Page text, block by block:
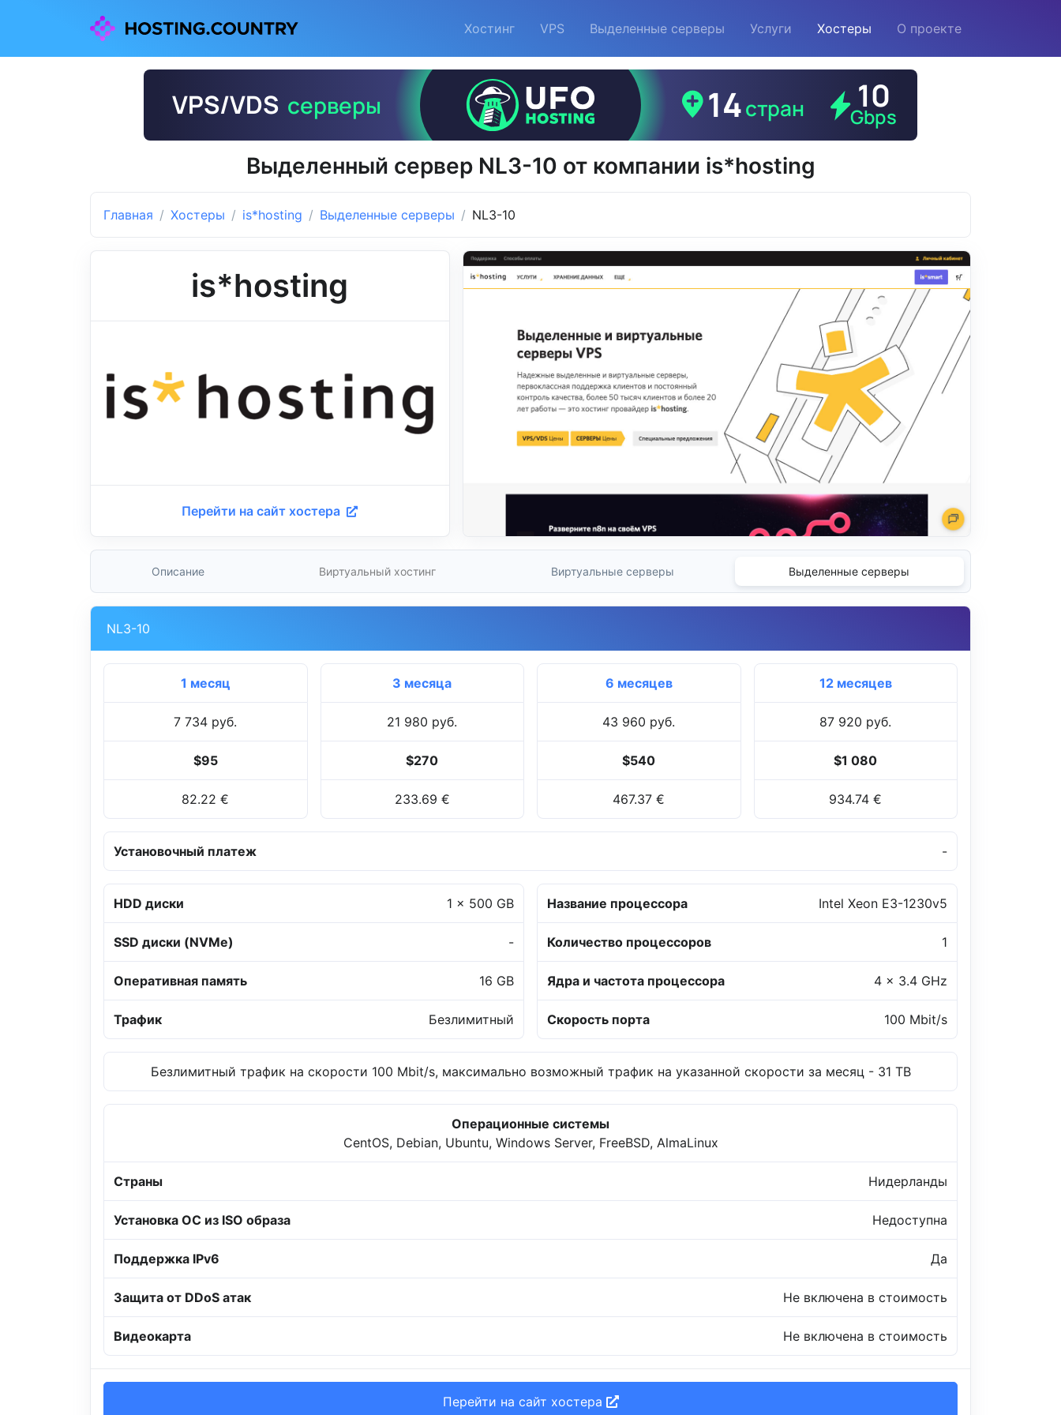
Хостинг VPS Выделенные серверы Услуги Хостеры О проекте
Выделенный сервер NL3-10 от компании is*hosting
Главная Хостеры is*hosting Выделенные серверы NL3-10
is*hosting
Перейти на сайт хостера
Описание Виртуальный хостинг Виртуальные серверы Выделенные серверы
NL3-10
1 месяц
7 734 руб.
$95
82.22 €
3 месяца
21 980 руб.
$270
233.69 €
6 месяцев
43 960 руб.
$540
467.37 €
12 месяцев
87 920 руб.
$1 080
934.74 €
Установочный платеж -
HDD диски 1 x 500 GB
SSD диски (NVMe) -
Оперативная память 16 GB
Трафик Безлимитный
Название процессора Intel Xeon E3-1230v5
Количество процессоров 1
Ядра и частота процессора 4 x 3.4 GHz
Скорость порта 100 Mbit/s
Безлимитный трафик на скорости 100 Mbit/s, максимально возможный трафик на указанной скорости за месяц - 31 TB
Операционные системы
CentOS, Debian, Ubuntu, Windows Server, FreeBSD, AlmaLinux
Страны Нидерланды
Установка ОС из ISO образа Недоступна
Поддержка IPv6 Да
Защита от DDoS атак Не включена в стоимость
Видеокарта Не включена в стоимость
Перейти на сайт хостера